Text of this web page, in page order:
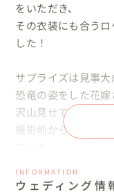
をいただき、
その衣装にも合う
した！
サプライズは見事大
恐竜の姿をした花
沢山見せてくれまし
撮影前から撮影が
INFORMATION
ウェディング情